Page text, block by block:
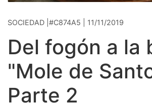
SOCIEDAD |#C874A5 | 11/11/2019
Del fogón a la
"Mole de
Parte 2